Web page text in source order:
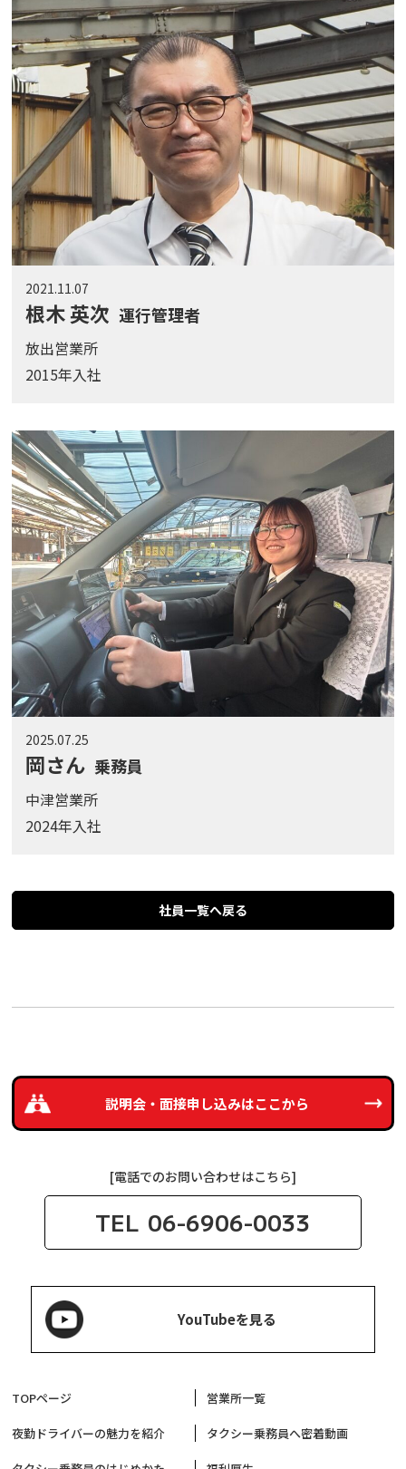
2021.11.07
根木 英次 運行管理者
放出営業所
2015年入社
2025.07.25
岡さん 乗務員
中津営業所
2024年入社
社員一覧へ戻る
説明会・面接申し込みはここから
[電話でのお問い合わせはこちら]
TEL 06-6906-0033
YouTubeを見る
TOPページ 営業所一覧
夜勤ドライバーの魅力を紹介 タクシー乗務員へ密着動画